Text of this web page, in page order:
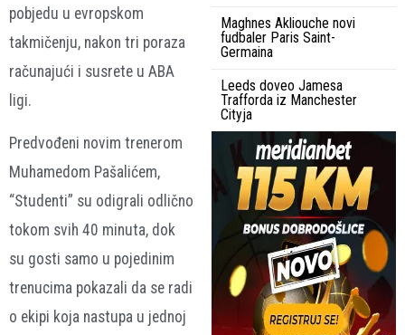
pobjedu u evropskom
takmičenju, nakon tri poraza
računajući i susrete u ABA
ligi.
Predvođeni novim trenerom
Muhamedom Pašalićem,
“Studenti” su odigrali odlično
tokom svih 40 minuta, dok
su gosti samo u pojedinim
trenucima pokazali da se radi
o ekipi koja nastupa u jednoj
Maghnes Akliouche novi
fudbaler Paris Saint-
Germaina
Leeds doveo Jamesa
Trafforda iz Manchester
Cityja